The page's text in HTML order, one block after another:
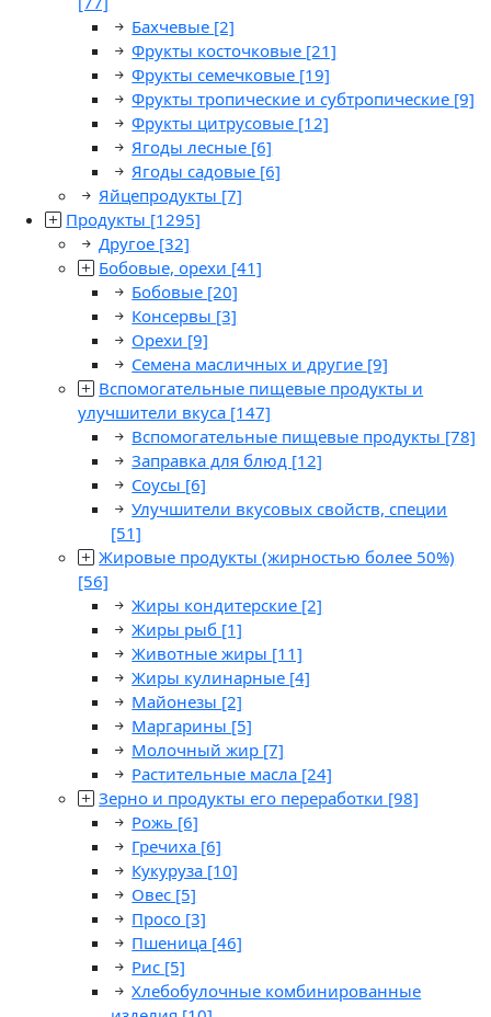
Бахчевые [2]
Фрукты косточковые [21]
Фрукты семечковые [19]
Фрукты тропические и субтропические [9]
Фрукты цитрусовые [12]
Ягоды лесные [6]
Ягоды садовые [6]
Яйцепродукты [7]
Продукты [1295]
Другое [32]
Бобовые, орехи [41]
Бобовые [20]
Консервы [3]
Орехи [9]
Семена масличных и другие [9]
Вспомогательные пищевые продукты и
улучшители вкуса [147]
Вспомогательные пищевые продукты [78]
Заправка для блюд [12]
Соусы [6]
Улучшители вкусовых свойств, специи
[51]
Жировые продукты (жирностью более 50%)
[56]
Жиры кондитерские [2]
Жиры рыб [1]
Животные жиры [11]
Жиры кулинарные [4]
Майонезы [2]
Маргарины [5]
Молочный жир [7]
Растительные масла [24]
Зерно и продукты его переработки [98]
Рожь [6]
Гречиха [6]
Кукуруза [10]
Овес [5]
Просо [3]
Пшеница [46]
Рис [5]
Хлебобулочные комбинированные